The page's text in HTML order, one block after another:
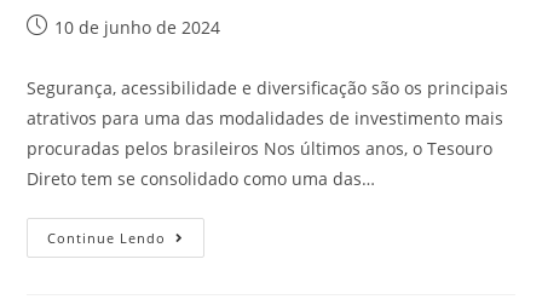
10 de junho de 2024
Segurança, acessibilidade e diversificação são os principais
atrativos para uma das modalidades de investimento mais
procuradas pelos brasileiros Nos últimos anos, o Tesouro
Direto tem se consolidado como uma das…
Continue Lendo